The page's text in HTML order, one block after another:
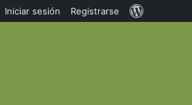
Iniciar sesión Registrarse